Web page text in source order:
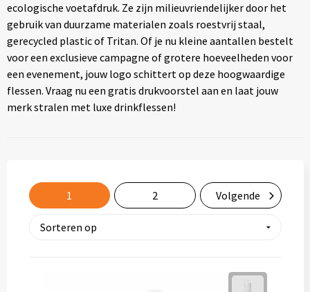
Thermosflessen
Lunchboxen
Fruitwaterflessen
Bidons
Heupflessen
ecologische voetafdruk. Ze zijn milieuvriendelijker door het
gebruik van duurzame materialen zoals roestvrij staal,
gerecycled plastic of Tritan. Of je nu kleine aantallen bestelt
voor een exclusieve campagne of grotere hoeveelheden voor
een evenement, jouw logo schittert op deze hoogwaardige
flessen. Vraag nu een gratis drukvoorstel aan en laat jouw
merk stralen met luxe drinkflessen!
1 2 Volgende